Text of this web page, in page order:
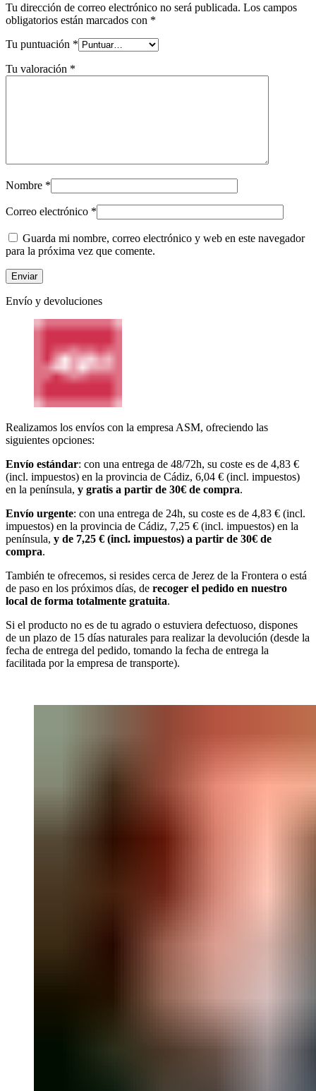
Tu dirección de correo electrónico no será publicada. Los campos
obligatorios están marcados con *
Tu puntuación *
Tu valoración *
Nombre *
Correo electrónico *
Guarda mi nombre, correo electrónico y web en este navegador
para la próxima vez que comente.
Envío y devoluciones
Realizamos los envíos con la empresa ASM, ofreciendo las
siguientes opciones:
Envío estándar: con una entrega de 48/72h, su coste es de 4,83 €
(incl. impuestos) en la provincia de Cádiz, 6,04 € (incl. impuestos)
en la península, y gratis a partir de 30€ de compra.
Envío urgente: con una entrega de 24h, su coste es de 4,83 € (incl.
impuestos) en la provincia de Cádiz, 7,25 € (incl. impuestos) en la
península, y de 7,25 € (incl. impuestos) a partir de 30€ de
compra.
También te ofrecemos, si resides cerca de Jerez de la Frontera o está
de paso en los próximos días, de recoger el pedido en nuestro
local de forma totalmente gratuita.
Si el producto no es de tu agrado o estuviera defectuoso, dispones
de un plazo de 15 días naturales para realizar la devolución (desde la
fecha de entrega del pedido, tomando la fecha de entrega la
facilitada por la empresa de transporte).